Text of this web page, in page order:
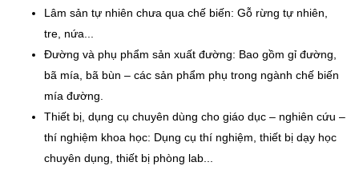
Lâm sản tự nhiên chưa qua chế biến: Gỗ rừng tự nhiên,
tre, nứa...
Đường và phụ phẩm sản xuất đường: Bao gồm gỉ đường,
bã mía, bã bùn – các sản phẩm phụ trong ngành chế biến
mía đường.
Thiết bị, dụng cụ chuyên dùng cho giáo dục – nghiên cứu –
thí nghiệm khoa học: Dụng cụ thí nghiệm, thiết bị dạy học
chuyên dụng, thiết bị phòng lab...